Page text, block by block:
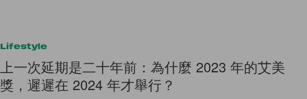
Lifestyle
上一次延期是二十年前：為什麼 2023 年的艾美
獎，遲遲在 2024 年才舉行？